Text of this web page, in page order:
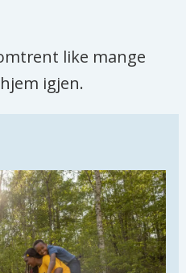
like mange
igjen.